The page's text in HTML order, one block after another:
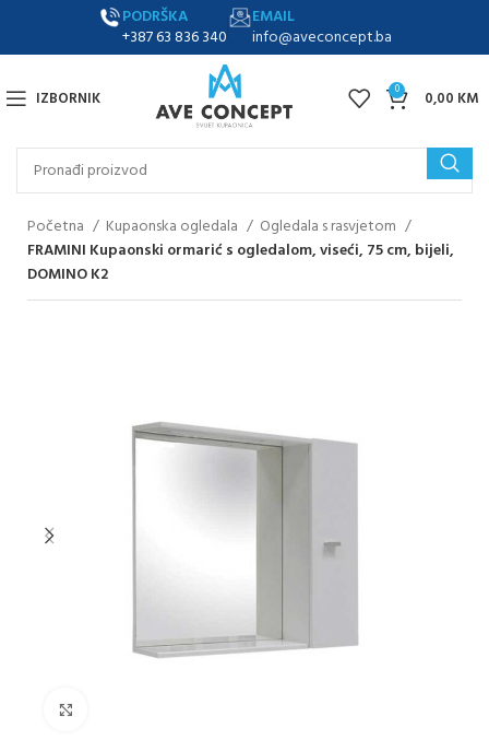
PODRŠKA
+387 63 836 340
EMAIL
info@aveconcept.ba
IZBORNIK 0 0,00 KM
Početna Kupaonska ogledala
Ogledala s rasvjetom
FRAMINI Kupaonski ormarić s ogledalom, viseći, 75 cm, bijeli,
DOMINO K2